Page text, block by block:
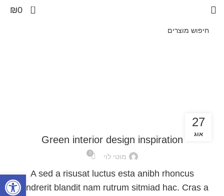
0
₪0
27
אוג Green interior design inspiration
מוטי לוי 0
A sed a risusat luctus esta anibh rhoncus
hendrerit blandit nam rutrum sitmiad hac. Cras a
פתח